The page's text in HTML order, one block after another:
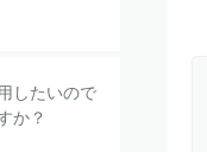
したいので
か？